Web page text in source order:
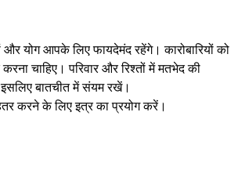
और योग आपके लिए फायदेमंद रहेंगे। कारोबारियों को
चाहिए। परिवार और रिश्तों में मतभेद की
बातचीत में संयम रखें।
करने के लिए इत्र का प्रयोग करें।